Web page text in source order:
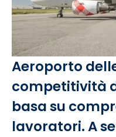
Aeroporto
competitività
basa su
lavoratori. A